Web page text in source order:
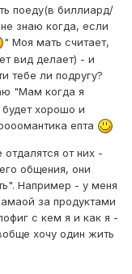
поеду(в биллиард/
знаю когда, если
" Моя мать считает,
вид делает) - и
тебе ли подругу?
"Мам когда я
хорошо и
епта
от них -
общения, они
Например - у меня
за продуктами
с кем я и как я -
хочу один жить